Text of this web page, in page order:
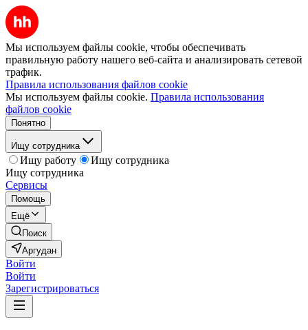
Мы используем файлы cookie, чтобы обеспечивать
правильную работу нашего веб-сайта и анализировать сетевой
трафик.
Правила использования файлов cookie
Мы используем файлы cookie. Правила использования
файлов cookie
Понятно
Ищу сотрудника
Ищу работу
Ищу сотрудника
Ищу сотрудника
Сервисы
Помощь
Ещё
Поиск
Аргудан
Войти
Войти
Зарегистрироваться